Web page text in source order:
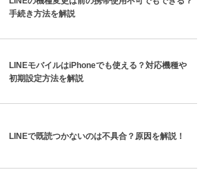
手続き方法を解説
LINEモバイルはiPhoneでも使える？対応機種や
初期設定方法を解説
LINEで既読つかないのは不具合？原因を解説！